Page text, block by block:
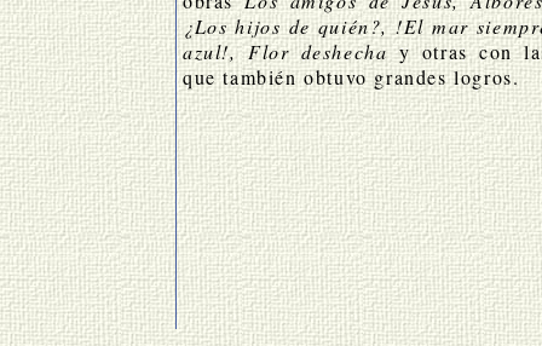
¿Los hijos de quién?, !El mar
azul!, Flor deshechay otras con
que también obtuvo grandes logros.